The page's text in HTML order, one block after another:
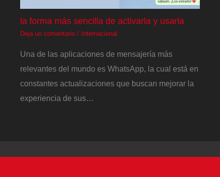
la forma más sencilla de activarla y usarla
Deja un comentario / Internacional
Una de las aplicaciones de mensajería más
relevantes del mundo es WhatsApp, la cual está en
constantes actualizaciones que buscan mejorar la
experiencia de sus…